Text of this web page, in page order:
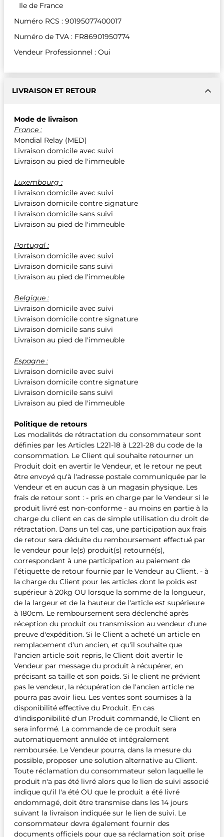
Ile de France
Numéro RCS : 90195077400017
Numéro de TVA : FR86901950774
Vendeur Professionnel : Oui
LIVRAISON ET RETOUR
Mode de livraison
France :
Mondial Relay (MED)
Livraison domicile avec suivi
Livraison au pied de l'immeuble
Luxembourg :
Livraison domicile avec suivi
Livraison domicile contre signature
Livraison domicile sans suivi
Livraison au pied de l'immeuble
Portugal :
Livraison domicile avec suivi
Livraison domicile sans suivi
Livraison au pied de l'immeuble
Belgique :
Livraison domicile avec suivi
Livraison domicile contre signature
Livraison domicile sans suivi
Livraison au pied de l'immeuble
Espagne :
Livraison domicile avec suivi
Livraison domicile contre signature
Livraison domicile sans suivi
Livraison au pied de l'immeuble
Politique de retours
Les modalités de rétractation du consommateur sont
définies par les Articles L221-18 à L221-28 du code de la
consommation. Le Client qui souhaite retourner un
Produit doit en avertir le Vendeur, et le retour ne peut
être envoyé qu'à l'adresse postale communiquée par le
Vendeur et en aucun cas à un magasin physique. Les
frais de retour sont : - pris en charge par le Vendeur si le
produit livré est non-conforme - au moins en partie à la
charge du client en cas de simple utilisation du droit de
rétractation. Dans un tel cas, une participation aux frais
de retour sera déduite du remboursement effectué par
le vendeur pour le(s) produit(s) retourné(s),
correspondant à une participation au paiement de
l’étiquette de retour fournie par le Vendeur au Client. - à
la charge du Client pour les articles dont le poids est
supérieur à 20kg OU lorsque la somme de la longueur,
de la largeur et de la hauteur de l'article est supérieure
à 180cm. Le remboursement sera déclenché après
réception du produit ou transmission au vendeur d'une
preuve d'expédition. Si le Client a acheté un article en
remplacement d'un ancien, et qu'il souhaite que
l'ancien article soit repris, le Client doit avertir le
Vendeur par message du produit à récupérer, en
précisant sa taille et son poids. Si le client ne prévient
pas le vendeur, la récupération de l'ancien article ne
pourra pas avoir lieu. Les ventes sont soumises à la
disponibilité effective du Produit. En cas
d'indisponibilité d'un Produit commandé, le Client en
sera informé. La commande de ce produit sera
automatiquement annulée et intégralement
remboursée. Le Vendeur pourra, dans la mesure du
possible, proposer une solution alternative au Client.
Toute réclamation du consommateur selon laquelle le
produit n'a pas été livré alors que le lien de suivi associé
indique qu'il l'a été OU que le produit a été livré
endommagé, doit être transmise dans les 14 jours
suivant la livraison indiquée sur le lien de suivi. Le
consommateur devra également fournir des
documents officiels pour que sa réclamation soit prise